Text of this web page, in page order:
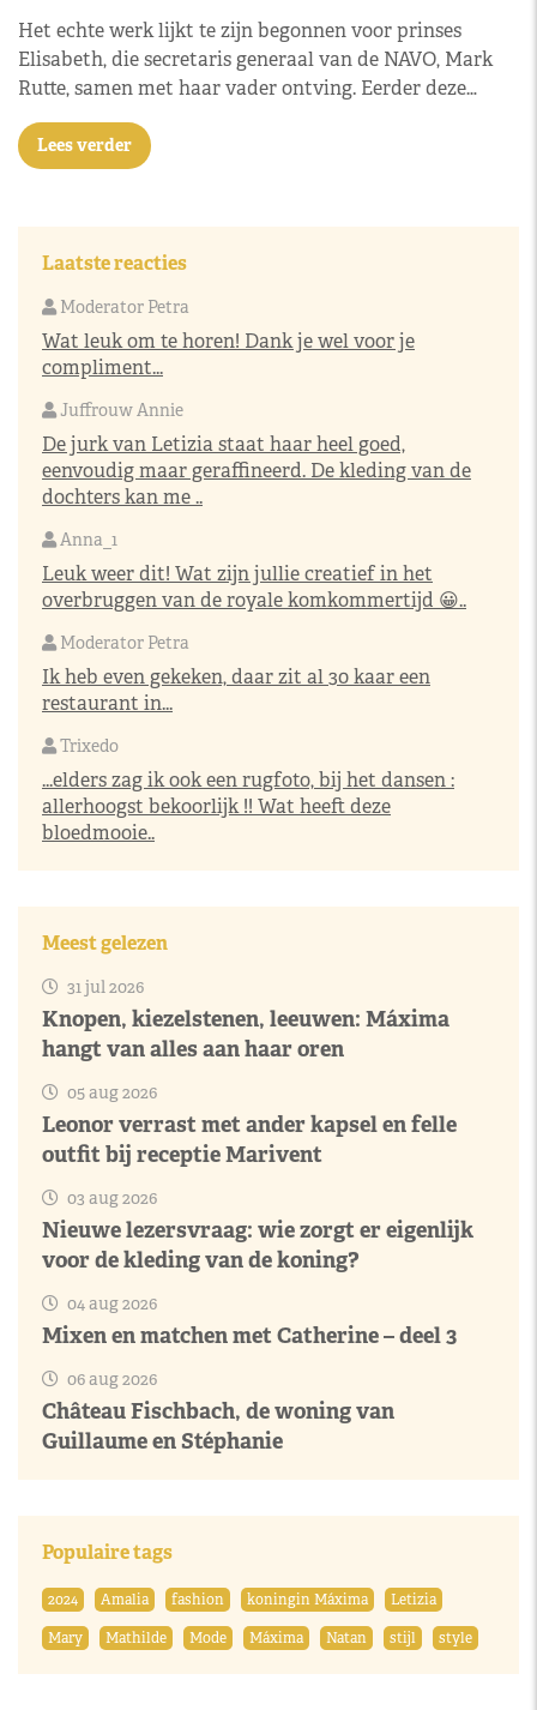
Het echte werk lijkt te zijn begonnen voor prinses
Elisabeth, die secretaris generaal van de NAVO, Mark
Rutte, samen met haar vader ontving. Eerder deze…
Lees verder
Laatste reacties
Moderator Petra
Wat leuk om te horen! Dank je wel voor je
compliment...
Juffrouw Annie
De jurk van Letizia staat haar heel goed,
eenvoudig maar geraffineerd. De kleding van de
dochters kan me ..
Anna_1
Leuk weer dit! Wat zijn jullie creatief in het
overbruggen van de royale komkommertijd 😀..
Moderator Petra
Ik heb even gekeken, daar zit al 30 kaar een
restaurant in...
Trixedo
...elders zag ik ook een rugfoto, bij het dansen :
allerhoogst bekoorlijk !! Wat heeft deze
bloedmooie..
Meest gelezen
31 jul 2026
Knopen, kiezelstenen, leeuwen: Máxima
hangt van alles aan haar oren
05 aug 2026
Leonor verrast met ander kapsel en felle
outfit bij receptie Marivent
03 aug 2026
Nieuwe lezersvraag: wie zorgt er eigenlijk
voor de kleding van de koning?
04 aug 2026
Mixen en matchen met Catherine – deel 3
06 aug 2026
Château Fischbach, de woning van
Guillaume en Stéphanie
Populaire tags
2024 Amalia fashion koningin Máxima
Letizia
Mary
Mathilde Mode Máxima Natan stijl style